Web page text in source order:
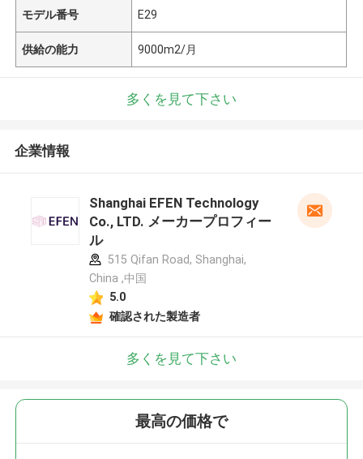
モデル番号 E29
供給の能力 9000m2/月
多くを見て下さい
企業情報
Shanghai EFEN Technology
Co., LTD. メーカープロフィー
ル
515 Qifan Road, Shanghai,
China ,中国
5.0
確認された製造者
多くを見て下さい
最高の価格で